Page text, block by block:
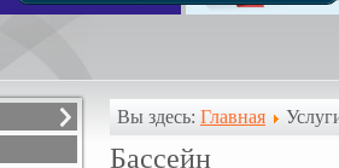
Вы здесь: Главная
Бассейн